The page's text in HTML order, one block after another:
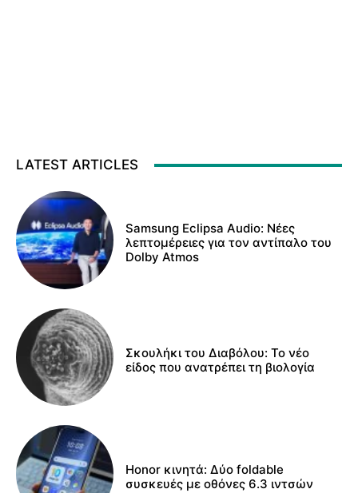
LATEST ARTICLES
Samsung Eclipsa Audio: Νέες
λεπτομέρειες για τον αντίπαλο του
Dolby Atmos
Σκουλήκι του Διαβόλου: Το νέο
είδος που ανατρέπει τη βιολογία
Honor κινητά: Δύο foldable
συσκευές με οθόνες 6.3 ιντσών